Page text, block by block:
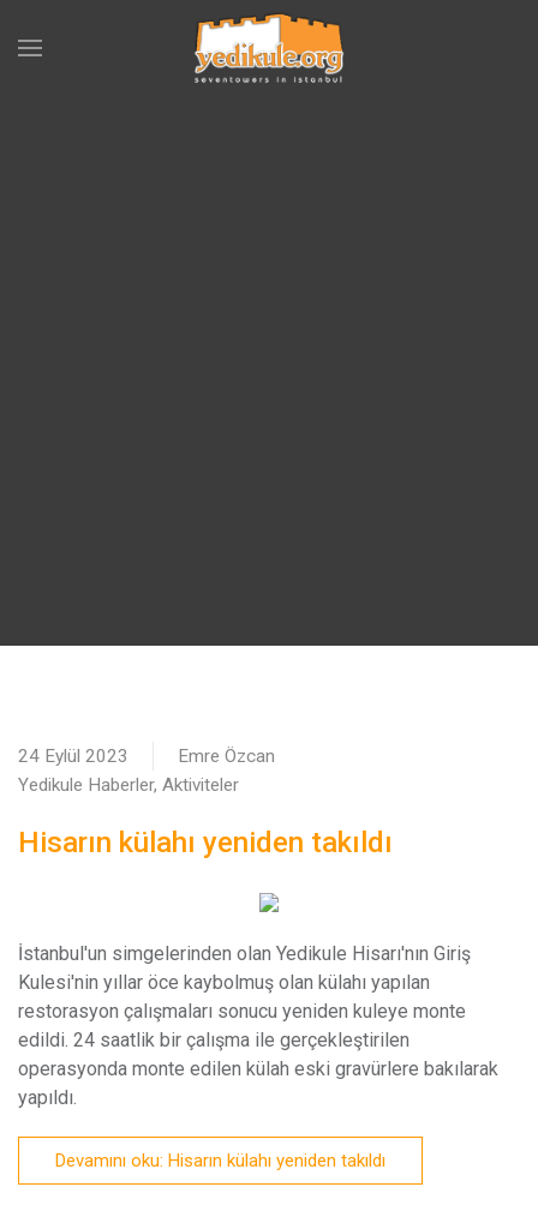
24 Eylül 2023
Emre Özcan
Yedikule Haberler, Aktiviteler
Hisarın külahı yeniden takıldı
İstanbul'un simgelerinden olan Yedikule Hisarı'nın Giriş
Kulesi'nin yıllar öce kaybolmuş olan külahı yapılan
restorasyon çalışmaları sonucu yeniden kuleye monte
edildi. 24 saatlik bir çalışma ile gerçekleştirilen
operasyonda monte edilen külah eski gravürlere bakılarak
yapıldı.
Devamını oku: Hisarın külahı yeniden takıldı